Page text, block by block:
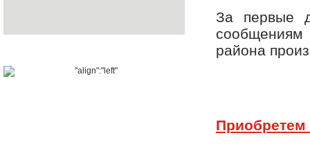
За первые
района